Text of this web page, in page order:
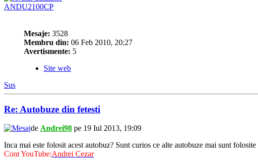
ANDU2100CP
Mesaje: 3528
Membru din: 06 Feb 2010, 20:27
Avertismente: 5
Site web
Sus
Re: Autobuze din fetesti
de Andrei98 pe 19 Iul 2013, 19:09
Inca mai este folosit acest autobuz? Sunt curios ce alte autobuze mai sunt
Cont YouTube:Andrei Cezar